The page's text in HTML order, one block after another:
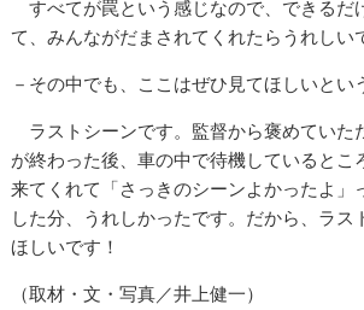
すべてが罠という感じなので、できるだ
て、みんながだまされてくれたらうれしい
－その中でも、ここはぜひ見てほしいとい
ラストシーンです。監督から褒めていた
が終わった後、車の中で待機しているとこ
来てくれて「さっきのシーンよかったよ」
した分、うれしかったです。だから、ラス
ほしいです！
（取材・文・写真／井上健一）